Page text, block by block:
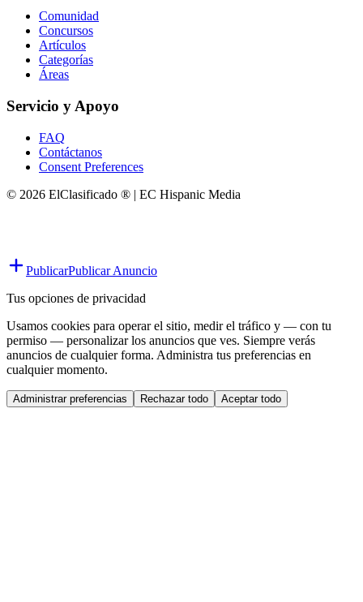
Comunidad
Concursos
Artículos
Categorías
Áreas
Servicio y Apoyo
FAQ
Contáctanos
Consent Preferences
© 2026 ElClasificado ® | EC Hispanic Media
PublicarPublicar Anuncio
Tus opciones de privacidad
Usamos cookies para operar el sitio, medir el tráfico y — con tu
permiso — personalizar los anuncios que ves. Siempre verás
anuncios de cualquier forma. Administra tus preferencias en
cualquier momento.
Administrar preferencias Rechazar todo Aceptar todo